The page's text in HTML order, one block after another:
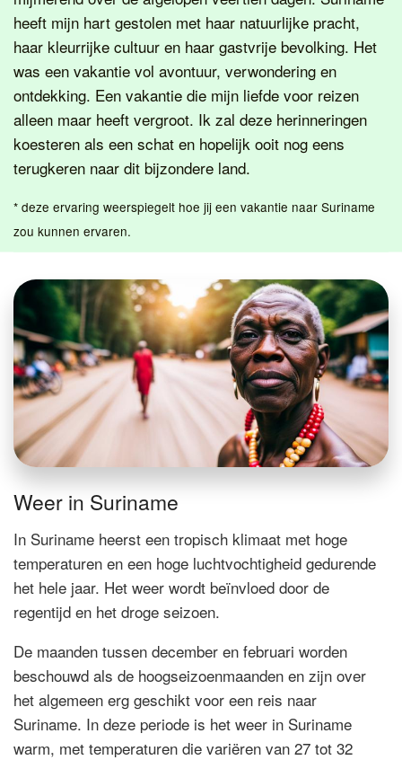
heeft mijn hart gestolen met haar natuurlijke pracht,
haar kleurrijke cultuur en haar gastvrije bevolking. Het
was een vakantie vol avontuur, verwondering en
ontdekking. Een vakantie die mijn liefde voor reizen
alleen maar heeft vergroot. Ik zal deze herinneringen
koesteren als een schat en hopelijk ooit nog eens
terugkeren naar dit bijzondere land.
* deze ervaring weerspiegelt hoe jij een vakantie naar Suriname
zou kunnen ervaren.
Weer in Suriname
In Suriname heerst een tropisch klimaat met hoge
temperaturen en een hoge luchtvochtigheid gedurende
het hele jaar. Het weer wordt beïnvloed door de
regentijd en het droge seizoen.
De maanden tussen december en februari worden
beschouwd als de hoogseizoenmaanden en zijn over
het algemeen erg geschikt voor een reis naar
Suriname. In deze periode is het weer in Suriname
warm, met temperaturen die variëren van 27 tot 32